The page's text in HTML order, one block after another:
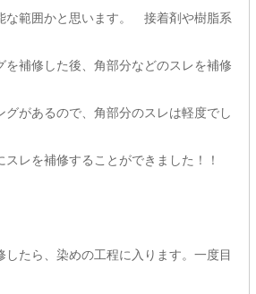
な範囲かと思います。 接着剤や樹脂系
を補修した後、角部分などのスレを補修
グがあるので、角部分のスレは軽度でし
レを補修することができました！！
たら、染めの工程に入ります。一度目